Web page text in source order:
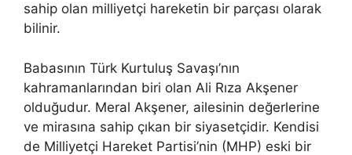
sahip olan milliyetçi hareketin bir parçası olarak
bilinir.
Babasının Türk Kurtuluş Savaşı’nın
kahramanlarından biri olan Ali Rıza Akşener
olduğudur. Meral Akşener, ailesinin değerlerine
ve mirasına sahip çıkan bir siyasetçidir. Kendisi
de Milliyetçi Hareket Partisi’nin (MHP) eski bir